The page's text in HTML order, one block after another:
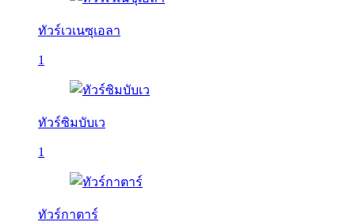
ทัวร์เวเนซุเอลา
1
ทัวร์ซิมบับเว
1
ทัวร์กาตาร์